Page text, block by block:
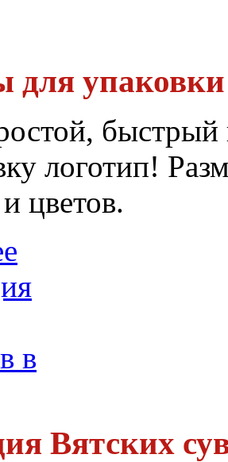
упаковки
быстрый
логотип!
цветов.
Вятских